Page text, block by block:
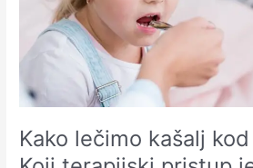
Kako lečimo kašalj
pristup
najbolji?